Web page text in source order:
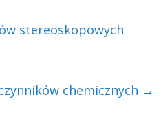
stereoskopowych
chemicznych →